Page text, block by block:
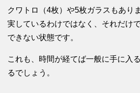
クワトロ（4枚）や5枚ガラスもあり
実しているわけではなく、それだけ
できない状態です。
これも、時間が経てば一般に手に入
るでしょう。